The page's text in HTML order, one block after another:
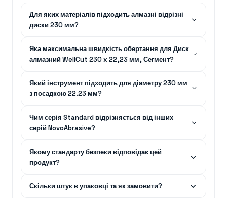
Для яких матеріалів підходить алмазні відрізні
диски 230 мм?
Яка максимальна швидкість обертання для Диск
алмазний WellCut 230 x 22,23 мм, Сегмент?
Який інструмент підходить для діаметру 230 мм
з посадкою 22.23 мм?
Чим серія Standard відрізняється від інших
серій NovoAbrasive?
Якому стандарту безпеки відповідає цей
продукт?
Скільки штук в упаковці та як замовити?